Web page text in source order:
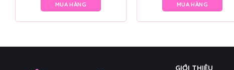
MUA HÀNG MUA HÀNG
GIỚI THIỆU